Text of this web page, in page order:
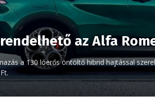
az Alfa
a 130 lóerős öntöltő hibrid hajtással